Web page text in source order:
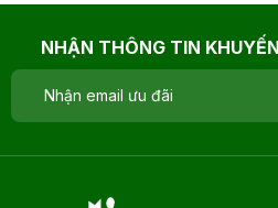
NHẬN THÔNG TIN